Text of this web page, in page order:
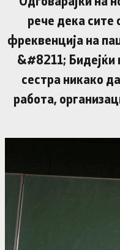
рече дека
фреквенција на
&#8211; Бидејќи
сестра никако
работа,